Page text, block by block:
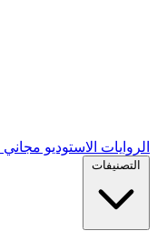
الروايات الاستوديو مجاني
التصنيفات